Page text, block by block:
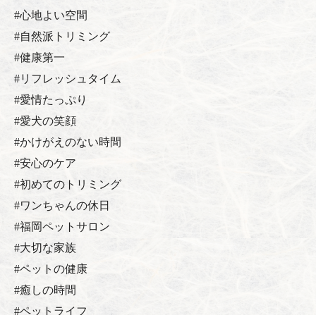
#心地よい空間
#自然派トリミング
#健康第一
#リフレッシュタイム
#愛情たっぷり
#愛犬の笑顔
#かけがえのない時間
#安心のケア
#初めてのトリミング
#ワンちゃんの休日
#福岡ペットサロン
#大切な家族
#ペットの健康
#癒しの時間
#ペットライフ